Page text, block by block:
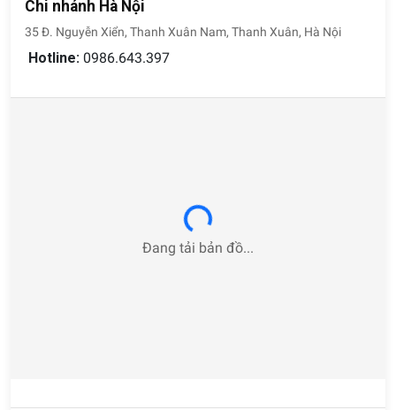
Chi nhánh Hà Nội
35 Đ. Nguyễn Xiển, Thanh Xuân Nam, Thanh Xuân, Hà Nội
Hotline: 0986.643.397
Loading...
Đang tải bản đồ...